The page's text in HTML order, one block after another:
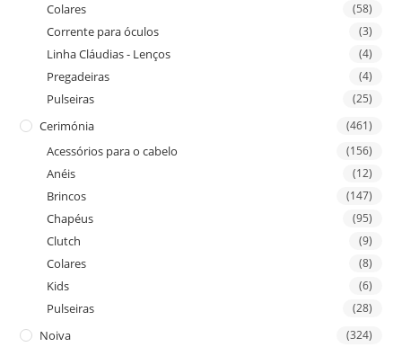
Colares (58)
Corrente para óculos (3)
Linha Cláudias - Lenços (4)
Pregadeiras (4)
Pulseiras (25)
Cerimónia (461)
Acessórios para o cabelo (156)
Anéis (12)
Brincos (147)
Chapéus (95)
Clutch (9)
Colares (8)
Kids (6)
Pulseiras (28)
Noiva (324)